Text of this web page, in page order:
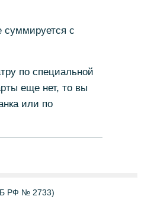
суммируется с
по специальной
еще нет, то вы
или по
РФ № 2733)